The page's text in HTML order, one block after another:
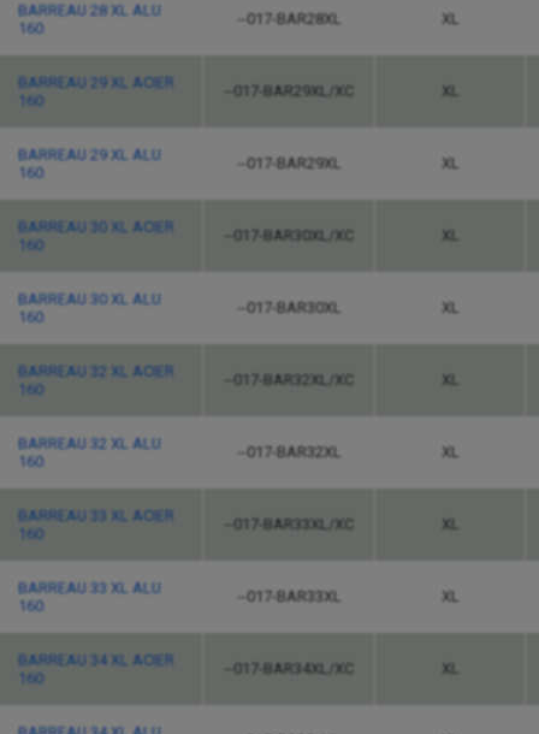
BARREAU 28 XL ALU
160
--017-BAR28XL XL
BARREAU 29 XL ACIER
160
--017-BAR29XL/XC XL
BARREAU 29 XL ALU
160
--017-BAR29XL XL
BARREAU 30 XL ACIER
160
--017-BAR30XL/XC XL
BARREAU 30 XL ALU
160
--017-BAR30XL XL
BARREAU 32 XL ACIER
160
--017-BAR32XL/XC XL
BARREAU 32 XL ALU
160
--017-BAR32XL XL
BARREAU 33 XL ACIER
160
--017-BAR33XL/XC XL
BARREAU 33 XL ALU
160
--017-BAR33XL XL
BARREAU 34 XL ACIER
160
--017-BAR34XL/XC XL